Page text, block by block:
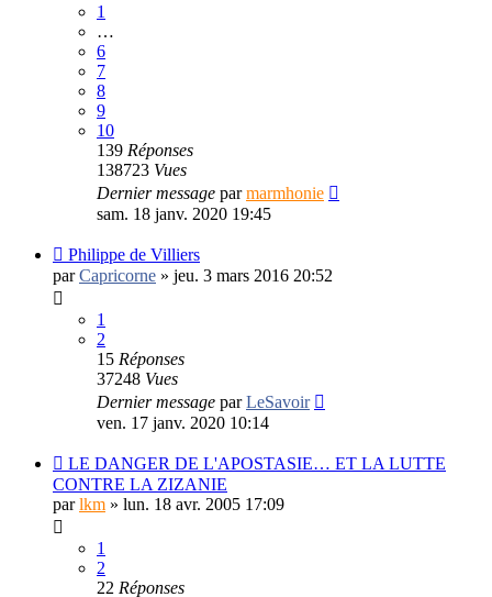
1
…
6
7
8
9
10
139 Réponses
138723 Vues
Dernier message parmarmhonie
sam. 18 janv. 2020 19:45
Philippe de Villiers
parCapricorne » jeu. 3 mars 2016 20:52
1
2
15 Réponses
37248 Vues
Dernier message parLeSavoir
ven. 17 janv. 2020 10:14
LE DANGER DE L'APOSTASIE… ET LA LUTTE
CONTRE LA ZIZANIE
parlkm » lun. 18 avr. 2005 17:09
1
2
22 Réponses